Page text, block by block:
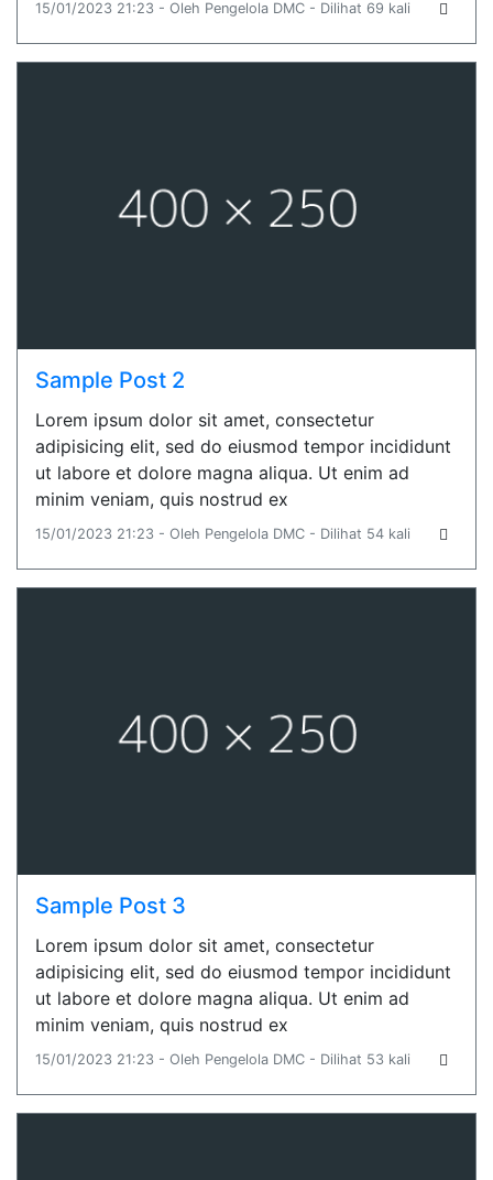
15/01/2023 21:23 - Oleh Pengelola DMC - Dilihat 69 kali
Sample Post 2
Lorem ipsum dolor sit amet, consectetur
adipisicing elit, sed do eiusmod tempor incididunt
ut labore et dolore magna aliqua. Ut enim ad
minim veniam, quis nostrud ex
15/01/2023 21:23 - Oleh Pengelola DMC - Dilihat 54 kali
Sample Post 3
Lorem ipsum dolor sit amet, consectetur
adipisicing elit, sed do eiusmod tempor incididunt
ut labore et dolore magna aliqua. Ut enim ad
minim veniam, quis nostrud ex
15/01/2023 21:23 - Oleh Pengelola DMC - Dilihat 53 kali